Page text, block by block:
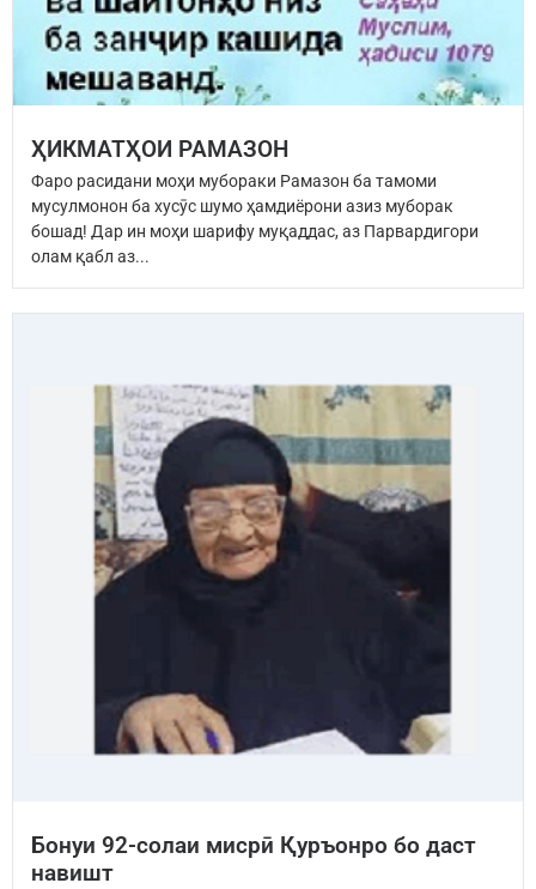
ҲИКМАТҲОИ РАМАЗОН
Фаро расидани моҳи мубораки Рамазон ба тамоми
мусулмонон ба хусӯс шумо ҳамдиёрони азиз муборак
бошад! Дар ин моҳи шарифу муқаддас, аз Парвардигори
олам қабл аз...
Бонуи 92-солаи мисрӣ Қуръонро бо даст
навишт